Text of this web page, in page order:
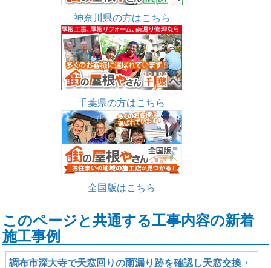
神奈川県の方はこちら
千葉県の方はこちら
全国版はこちら
このページと共通する工事内容の新着
施工事例
調布市深大寺で天窓回りの雨漏り跡を確認し天窓交換・